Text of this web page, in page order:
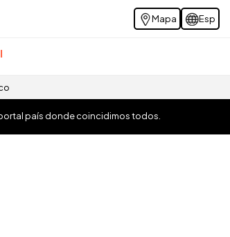
Mapa Esp
portal país donde coincidimos todos.